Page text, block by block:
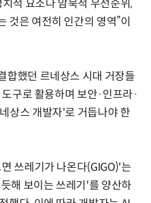
적 요소나 암묵적 우선순위,
것은 여전히 인간의 영역”이
합했던 르네상스 시대 거장들
구로 활용하며 보안·인프라·
상스 개발자'로 거듭나야 한
쓰레기가 나온다(GIGO)'는
해 보이는 쓰레기'를 양산하